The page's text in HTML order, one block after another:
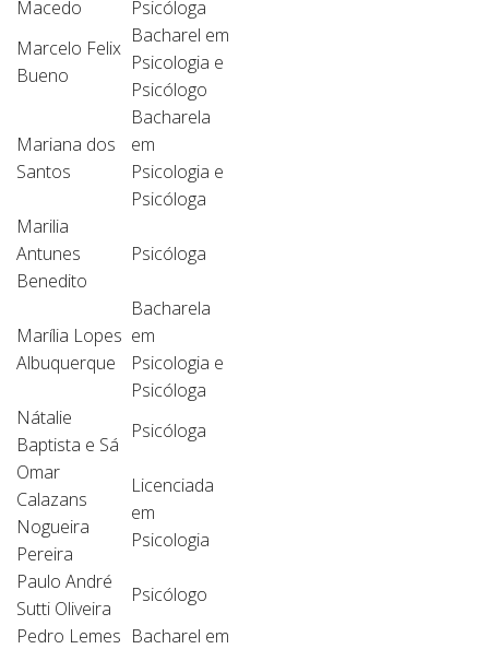
Macedo
Psicóloga
Marcelo Felix
Bueno
Bacharel em
Psicologia e
Psicólogo
Mariana dos
Santos
Bacharela
em
Psicologia e
Psicóloga
Marilia
Antunes
Benedito
Psicóloga
Marília Lopes
Albuquerque
Bacharela
em
Psicologia e
Psicóloga
Nátalie
Baptista e Sá
Psicóloga
Omar
Calazans
Nogueira
Pereira
Licenciada
em
Psicologia
Paulo André
Sutti Oliveira
Psicólogo
Pedro Lemes Bacharel em